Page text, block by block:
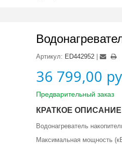
Артикул: ED442952
36 799,00
Предварительный заказ
КРАТКОЕ ОПИСАНИЕ
Водонагреватель
Максимальная мощность